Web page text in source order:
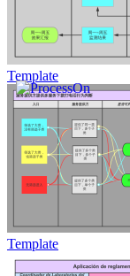
Template
Template